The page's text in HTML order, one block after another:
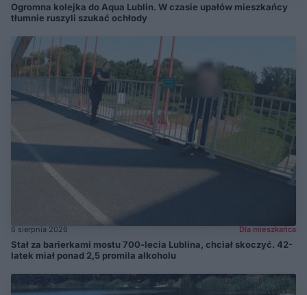
Ogromna kolejka do Aqua Lublin. W czasie upałów mieszkańcy
tłumnie ruszyli szukać ochłody
6 sierpnia 2026 Dla mieszkańca
Stał za barierkami mostu 700-lecia Lublina, chciał skoczyć. 42-
latek miał ponad 2,5 promila alkoholu